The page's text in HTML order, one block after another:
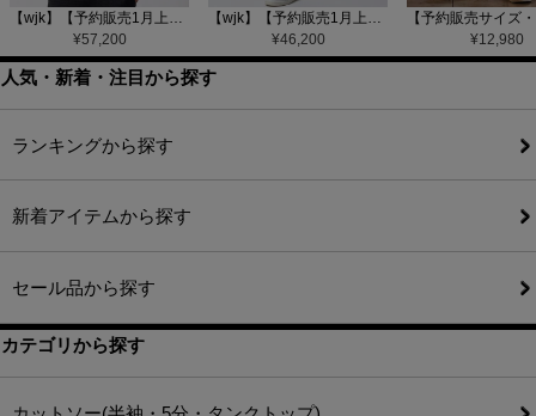
【wjk】【予約販売1月上旬～中旬入荷】function knit jacket(jacquard check) ニットジャケット(207 mw08j)
¥57,200
【wjk】【予約販売1月上旬～中旬入荷】function knit easy slacks(jacquard check) ニットイージーパンツ(504 mw08j)
¥46,200 ¥12,980
人気・新着・注目から探す
ランキングから探す
新着アイテムから探す
セール品から探す
カテゴリから探す